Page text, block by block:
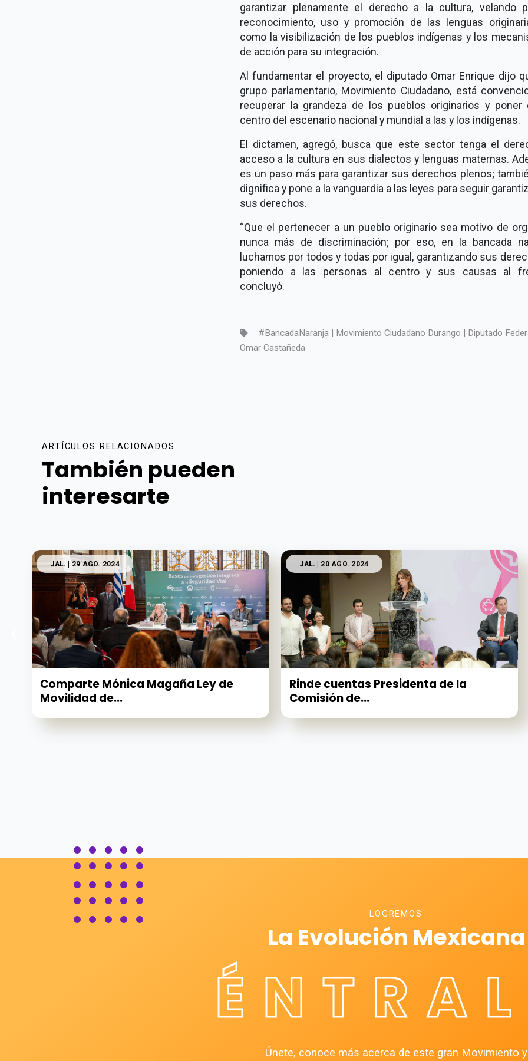
garantizar plenamente el derecho a la cultura, velando
reconocimiento, uso y promoción de las lenguas
como la visibilización de los pueblos indígenas y los
de acción para su integración.
Al fundamentar el proyecto, el diputado Omar Enrique dijo
grupo parlamentario, Movimiento Ciudadano, está
recuperar la grandeza de los pueblos originarios y poner
centro del escenario nacional y mundial a las y los indígenas.
El dictamen, agregó, busca que este sector tenga el
acceso a la cultura en sus dialectos y lenguas maternas.
es un paso más para garantizar sus derechos plenos;
dignifica y pone a la vanguardia a las leyes para seguir
sus derechos.
“Que el pertenecer a un pueblo originario sea motivo de
nunca más de discriminación; por eso, en la bancada
luchamos por todos y todas por igual, garantizando sus
poniendo a las personas al centro y sus causas al
concluyó.
#BancadaNaranja | Movimiento Ciudadano Durango | Diputado
Omar Castañeda
ARTÍCULOS RELACIONADOS
También pueden
interesarte
JAL. | 29 AGO. 2024
Comparte Mónica Magaña Ley de
Movilidad de...
JAL. | 20 AGO. 2024
Rinde cuentas Presidenta de la
Comisión de...
LOGREMOS
La Evolución Mexicana
Únete, conoce más acerca de este gran Movimiento y